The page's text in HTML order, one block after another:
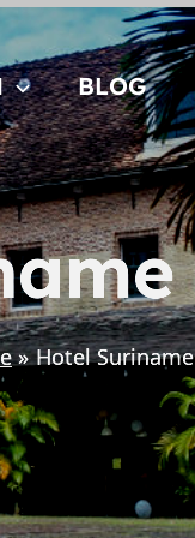
BLOG
Hotel Suriname